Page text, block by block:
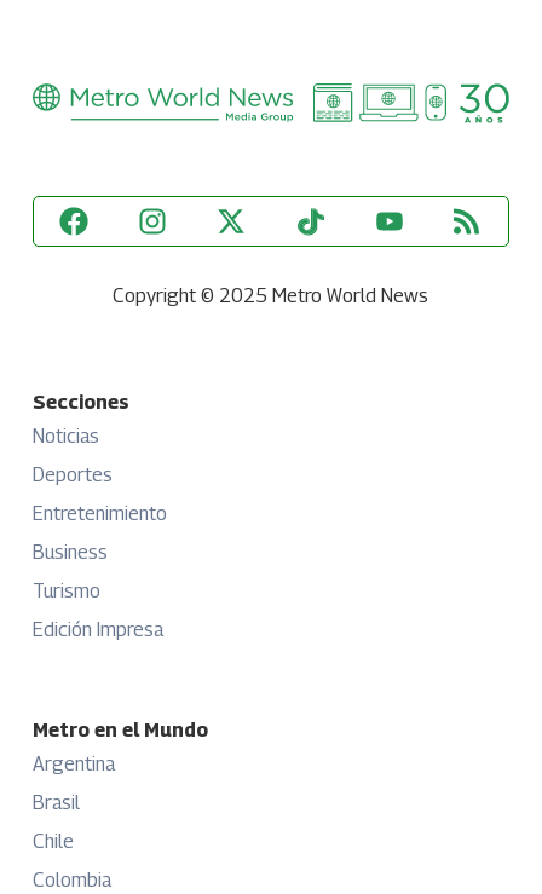
Copyright © 2025 Metro World News
Secciones
Noticias
Deportes
Entretenimiento
Business
Turismo
Edición Impresa
Metro en el Mundo
Argentina
Brasil
Chile
Colombia